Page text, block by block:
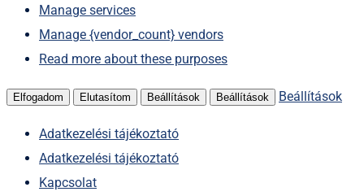
Manage services
Manage {vendor_count} vendors
Read more about these purposes
Elfogadom Elutasítom Beállítások Beállítások Beállítások
Adatkezelési tájékoztató
Adatkezelési tájékoztató
Kapcsolat